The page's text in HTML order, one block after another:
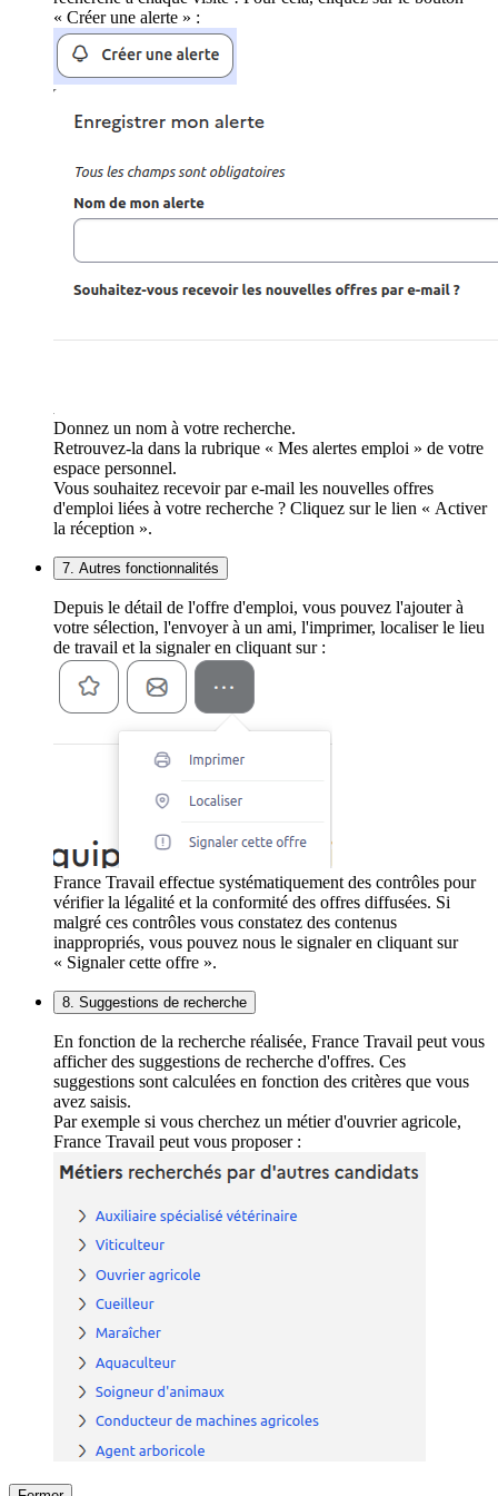
« Créer une alerte » :
Donnez un nom à votre recherche.
Retrouvez-la dans la rubrique « Mes alertes emploi » de votre
espace personnel.
Vous souhaitez recevoir par e-mail les nouvelles offres
d'emploi liées à votre recherche ? Cliquez sur le lien « Activer
la réception ».
7. Autres fonctionnalités
Depuis le détail de l'offre d'emploi, vous pouvez l'ajouter à
votre sélection, l'envoyer à un ami, l'imprimer, localiser le lieu
de travail et la signaler en cliquant sur :
France Travail effectue systématiquement des contrôles pour
vérifier la légalité et la conformité des offres diffusées. Si
malgré ces contrôles vous constatez des contenus
inappropriés, vous pouvez nous le signaler en cliquant sur
« Signaler cette offre ».
8. Suggestions de recherche
En fonction de la recherche réalisée, France Travail peut vous
afficher des suggestions de recherche d'offres. Ces
suggestions sont calculées en fonction des critères que vous
avez saisis.
Par exemple si vous cherchez un métier d'ouvrier agricole,
France Travail peut vous proposer :